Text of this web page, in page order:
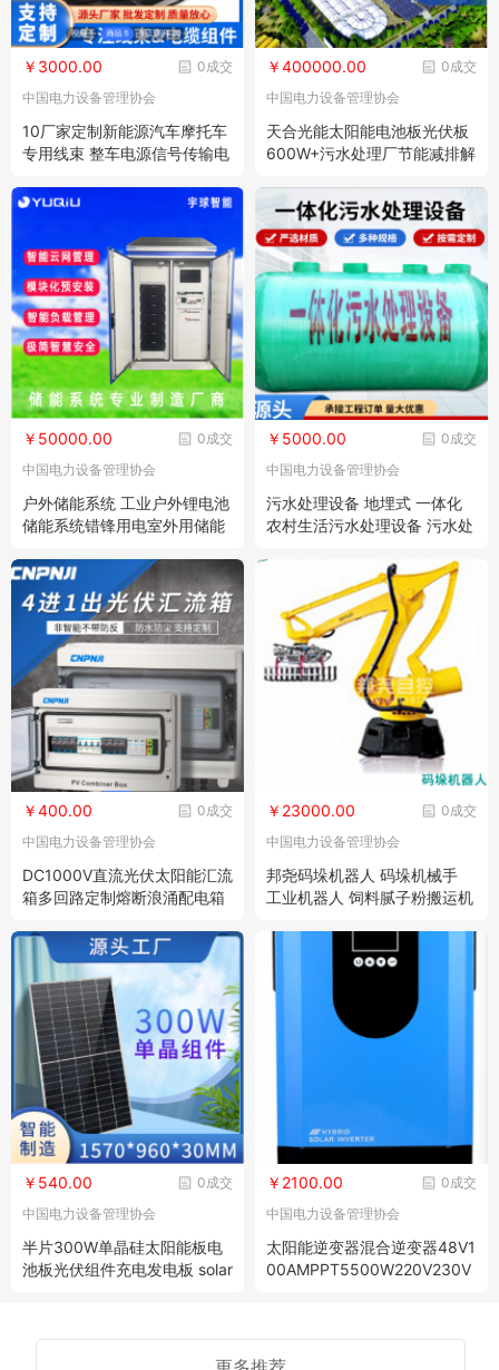
0成交
￥3000.00
中国电力设备管理协会
10厂家定制新能源汽车摩托车
专用线束 整车电源信号传输电
0成交
￥400000.00
中国电力设备管理协会
天合光能太阳能电池板光伏板
600W+污水处理厂节能减排解
0成交
￥50000.00
中国电力设备管理协会
户外储能系统 工业户外锂电池
储能系统错锋用电室外用储能
0成交
￥5000.00
中国电力设备管理协会
污水处理设备 地埋式 一体化
农村生活污水处理设备 污水处
0成交
￥400.00
中国电力设备管理协会
DC1000V直流光伏太阳能汇流
箱多回路定制熔断浪涌配电箱
0成交
￥23000.00
中国电力设备管理协会
邦尧码垛机器人 码垛机械手
工业机器人 饲料腻子粉搬运机
0成交
￥540.00
中国电力设备管理协会
半片300W单晶硅太阳能板电
池板光伏组件充电发电板 solar
0成交
￥2100.00
中国电力设备管理协会
太阳能逆变器混合逆变器48V1
00AMPPT5500W220V230V